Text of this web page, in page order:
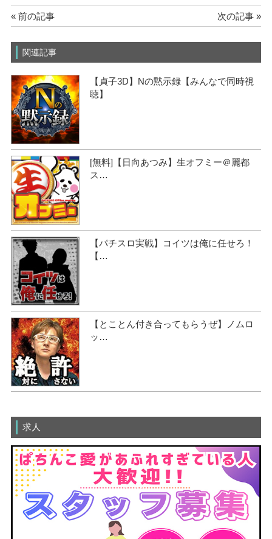
« 前の記事 次の記事 »
関連記事
【貞子3D】Nの黙示録【みんなで同時視
聴】
[無料]【日向あつみ】生オフミー＠麗都
ス…
【パチスロ実戦】コイツは俺に任せろ！
【…
【とことん付き合ってもらうぜ】ノムロ
ッ…
求人